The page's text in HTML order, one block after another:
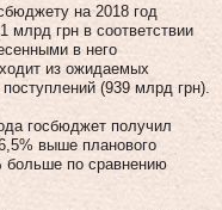
на 2018 год
грн в соответствии
в него
из ожидаемых
(939 млрд грн).
госбюджет получил
выше планового
больше по сравнению